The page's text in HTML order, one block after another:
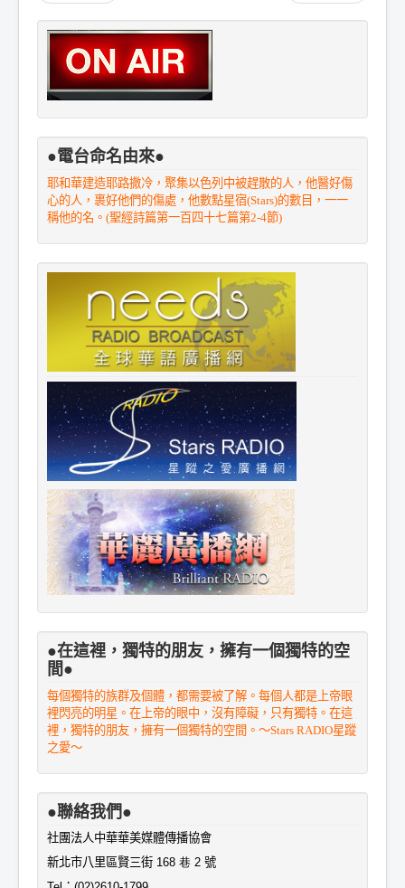
●電台命名由來●
耶和華建造耶路撒冷，聚集以色列中被趕散的人，他醫好傷
心的人，裹好他們的傷處，他數點星宿(Stars)的數目，一一
稱他的名。(聖經詩篇第一百四十七篇第2-4節)
●在這裡，獨特的朋友，擁有一個獨特的空
間●
每個獨特的族群及個體，都需要被了解。每個人都是上帝眼
裡閃亮的明星。在上帝的眼中，沒有障礙，只有獨特。在這
裡，獨特的朋友，擁有一個獨特的空間。～Stars RADIO星蹤
之愛～
●聯絡我們●
社團法人中華華美媒體傳播協會
新北市八里區賢三街 168 巷 2 號